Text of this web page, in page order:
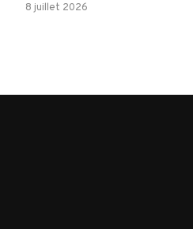
8 juillet 2026